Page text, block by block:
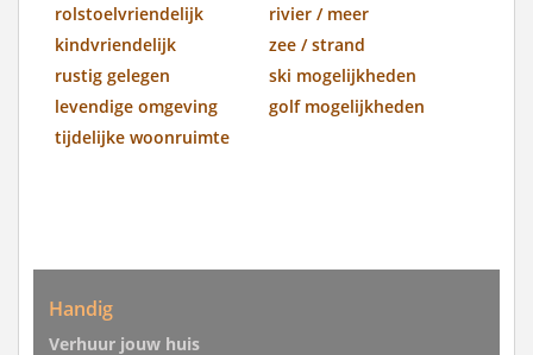
rolstoelvriendelijk
rivier / meer
kindvriendelijk
zee / strand
rustig gelegen
ski mogelijkheden
levendige omgeving
golf mogelijkheden
tijdelijke woonruimte
Handig
Verhuur jouw huis